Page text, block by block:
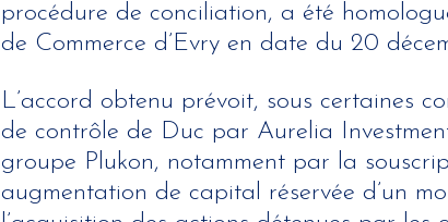
procédure de conciliation, a été
de Commerce d’Evry en date du 20
L’accord obtenu prévoit, sous certaines
de contrôle de Duc par Aurelia
groupe Plukon, notamment par la
augmentation de capital réservée d’un